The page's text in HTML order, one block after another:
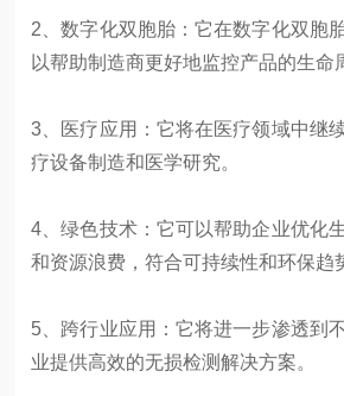
2、数字化双胞胎：它在数字化双胞
以帮助制造商更好地监控产品的生命
3、医疗应用：它将在医疗领域中继
疗设备制造和医学研究。
4、绿色技术：它可以帮助企业优化
和资源浪费，符合可持续性和环保趋
5、跨行业应用：它将进一步渗透到
业提供高效的无损检测解决方案。